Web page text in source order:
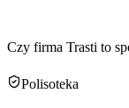
Czy firma Trasti to
Polisoteka